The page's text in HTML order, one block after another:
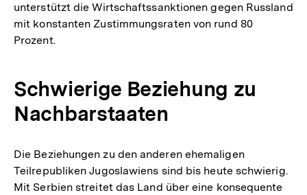
unterstützt die Wirtschaftssanktionen gegen Russland
mit konstanten Zustimmungsraten von rund 80
Prozent.
Schwierige Beziehung zu
Nachbarstaaten
Die Beziehungen zu den anderen ehemaligen
Teilrepubliken Jugoslawiens sind bis heute schwierig.
Mit Serbien streitet das Land über eine konsequente